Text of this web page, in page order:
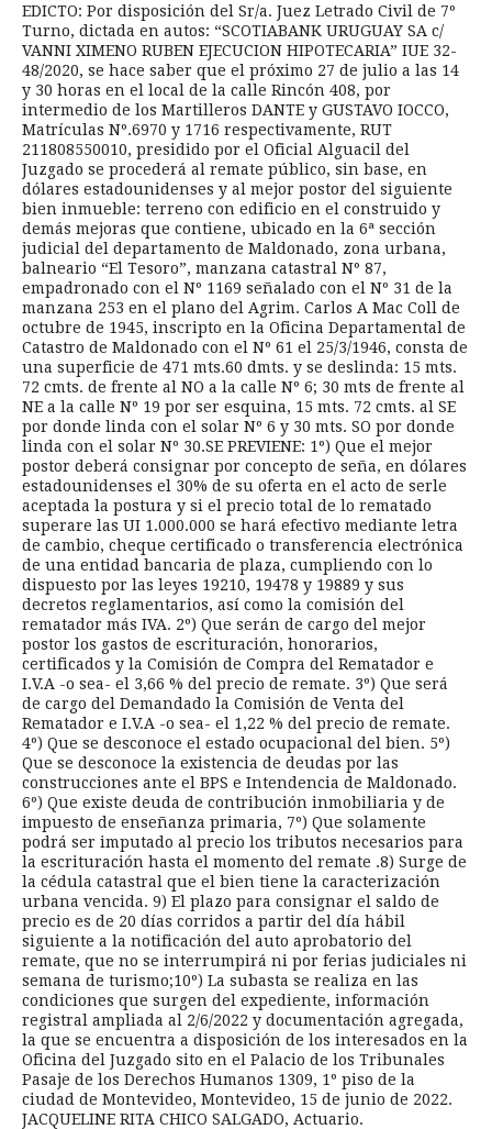
EDICTO: Por disposición del Sr/a. Juez Letrado Civil de 7º
Turno, dictada en autos: “SCOTIABANK URUGUAY SA c/
VANNI XIMENO RUBEN EJECUCION HIPOTECARIA” IUE 32-
48/2020, se hace saber que el próximo 27 de julio a las 14
y 30 horas en el local de la calle Rincón 408, por
intermedio de los Martilleros DANTE y GUSTAVO IOCCO,
Matrículas Nº.6970 y 1716 respectivamente, RUT
211808550010, presidido por el Oficial Alguacil del
Juzgado se procederá al remate público, sin base, en
dólares estadounidenses y al mejor postor del siguiente
bien inmueble: terreno con edificio en el construido y
demás mejoras que contiene, ubicado en la 6ª sección
judicial del departamento de Maldonado, zona urbana,
balneario “El Tesoro”, manzana catastral Nº 87,
empadronado con el Nº 1169 señalado con el Nº 31 de la
manzana 253 en el plano del Agrim. Carlos A Mac Coll de
octubre de 1945, inscripto en la Oficina Departamental de
Catastro de Maldonado con el Nº 61 el 25/3/1946, consta de
una superficie de 471 mts.60 dmts. y se deslinda: 15 mts.
72 cmts. de frente al NO a la calle Nº 6; 30 mts de frente al
NE a la calle Nº 19 por ser esquina, 15 mts. 72 cmts. al SE
por donde linda con el solar Nº 6 y 30 mts. SO por donde
linda con el solar Nº 30.SE PREVIENE: 1º) Que el mejor
postor deberá consignar por concepto de seña, en dólares
estadounidenses el 30% de su oferta en el acto de serle
aceptada la postura y si el precio total de lo rematado
superare las UI 1.000.000 se hará efectivo mediante letra
de cambio, cheque certificado o transferencia electrónica
de una entidad bancaria de plaza, cumpliendo con lo
dispuesto por las leyes 19210, 19478 y 19889 y sus
decretos reglamentarios, así como la comisión del
rematador más IVA. 2º) Que serán de cargo del mejor
postor los gastos de escrituración, honorarios,
certificados y la Comisión de Compra del Rematador e
I.V.A -o sea- el 3,66 % del precio de remate. 3º) Que será
de cargo del Demandado la Comisión de Venta del
Rematador e I.V.A -o sea- el 1,22 % del precio de remate.
4º) Que se desconoce el estado ocupacional del bien. 5º)
Que se desconoce la existencia de deudas por las
construcciones ante el BPS e Intendencia de Maldonado.
6º) Que existe deuda de contribución inmobiliaria y de
impuesto de enseñanza primaria, 7º) Que solamente
podrá ser imputado al precio los tributos necesarios para
la escrituración hasta el momento del remate .8) Surge de
la cédula catastral que el bien tiene la caracterización
urbana vencida. 9) El plazo para consignar el saldo de
precio es de 20 días corridos a partir del día hábil
siguiente a la notificación del auto aprobatorio del
remate, que no se interrumpirá ni por ferias judiciales ni
semana de turismo;10º) La subasta se realiza en las
condiciones que surgen del expediente, información
registral ampliada al 2/6/2022 y documentación agregada,
la que se encuentra a disposición de los interesados en la
Oficina del Juzgado sito en el Palacio de los Tribunales
Pasaje de los Derechos Humanos 1309, 1º piso de la
ciudad de Montevideo, Montevideo, 15 de junio de 2022.
JACQUELINE RITA CHICO SALGADO, Actuario.